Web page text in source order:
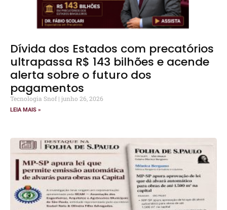
Dívida dos Estados com precatórios
ultrapassa R$ 143 bilhões e acende
alerta sobre o futuro dos
pagamentos
Tecnologia Snof junho 26, 2026
LEIA MAIS »